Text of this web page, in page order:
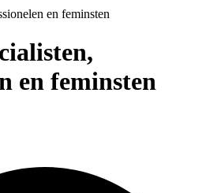
en feminsten
en feminsten